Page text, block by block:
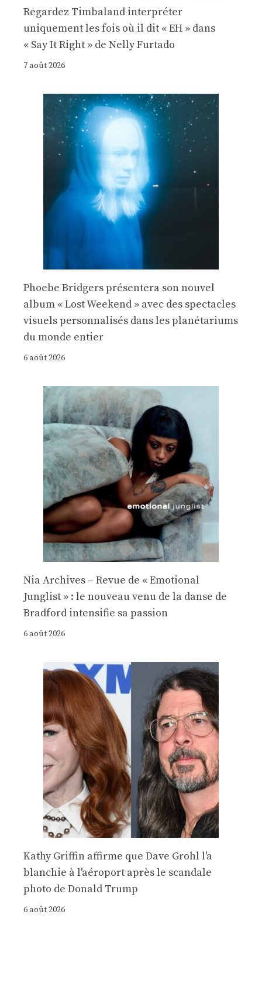
Regardez Timbaland interpréter
uniquement les fois où il dit « EH » dans
« Say It Right » de Nelly Furtado
7 août 2026
Phoebe Bridgers présentera son nouvel
album « Lost Weekend » avec des spectacles
visuels personnalisés dans les planétariums
du monde entier
6 août 2026
Nia Archives – Revue de « Emotional
Junglist » : le nouveau venu de la danse de
Bradford intensifie sa passion
6 août 2026
Kathy Griffin affirme que Dave Grohl l'a
blanchie à l'aéroport après le scandale
photo de Donald Trump
6 août 2026